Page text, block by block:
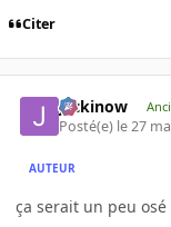
Citer
jackinow
Posté(e) le 27
AUTEUR
ça serait un peu osé